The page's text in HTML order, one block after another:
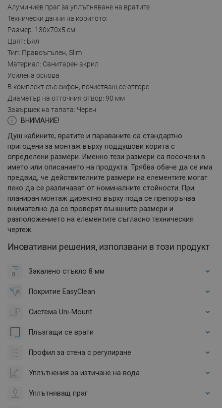
Алуминиев праг за уплътняване на вратите
Технически данни на коритото:
Размер: 130x70x5 см
Цвят: Бял
Тип: Правоъгълен, Slim
Материал: Санитарен акрил
Усилена основа
В комплект със сифон, почистващ се отгоре
Диаметър на отточния отвор: 90 мм
Завършек на тапата: Черен
ВНИМАНИЕ!
Душ кабините, вратите и параваните са стандартно
пригодени за монтаж върху поддушови корита с
определени размери. Именно тези размери са посочени в
името или описанието на продукта. Трябва обаче да се има
предвид, че действителните размери на елементите могат
леко да се различават от номиналните стойности. При
планиран монтаж директно върху пода се препоръчва
внимателно да се проверят външните размери и
разположението на елементите съгласно техническия
чертеж.
Иновативни решения, използвани в този продукт
Закалено стъкло 8 мм
Покритие EasyClean
Система Uni-Mount
Плъзгащи се врати
Профил за стена с регулиране
Уплътнения за изтичане на вода
Уплътняващ праг